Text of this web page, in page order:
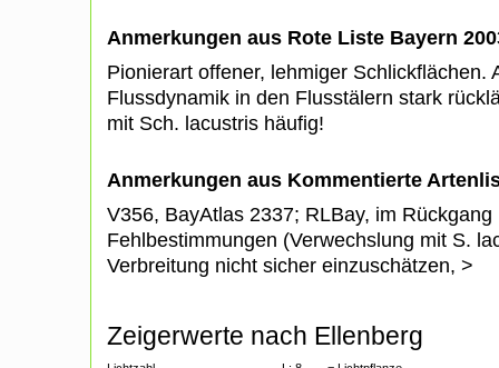
Anmerkungen aus Rote Liste Bayern
Pionierart offener, lehmiger Schlickflächen.
Flussdynamik in den Flusstälern stark
mit Sch. lacustris häufig!
Anmerkungen aus Kommentierte
V356, BayAtlas 2337; RLBay, im
Fehlbestimmungen (Verwechslung mit S.
Verbreitung nicht sicher einzuschätzen, >
Zeigerwerte nach Ellenberg